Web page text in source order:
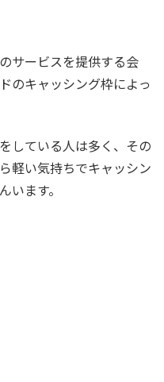
サービスを提供する会
のキャッシング枠によっ
している人は多く、その
軽い気持ちでキャッシン
います。